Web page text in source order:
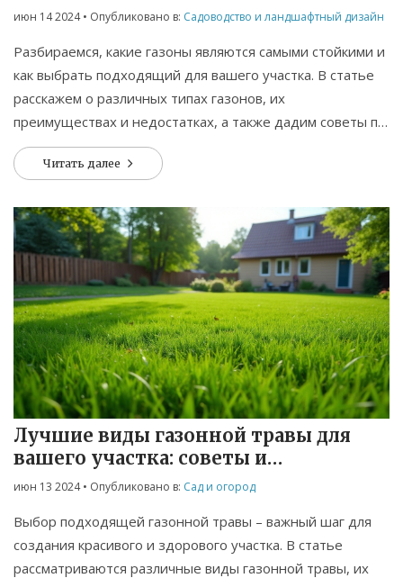
июн 14 2024• Опубликовано в: Садоводство и ландшафтный дизайн
Разбираемся, какие газоны являются самыми стойкими и
как выбрать подходящий для вашего участка. В статье
расскажем о различных типах газонов, их
преимуществах и недостатках, а также дадим советы по
уходу за газоном.
Читать далее
Лучшие виды газонной травы для
вашего участка: советы и
рекомендации
июн 13 2024• Опубликовано в: Сад и огород
Выбор подходящей газонной травы – важный шаг для
создания красивого и здорового участка. В статье
рассматриваются различные виды газонной травы, их